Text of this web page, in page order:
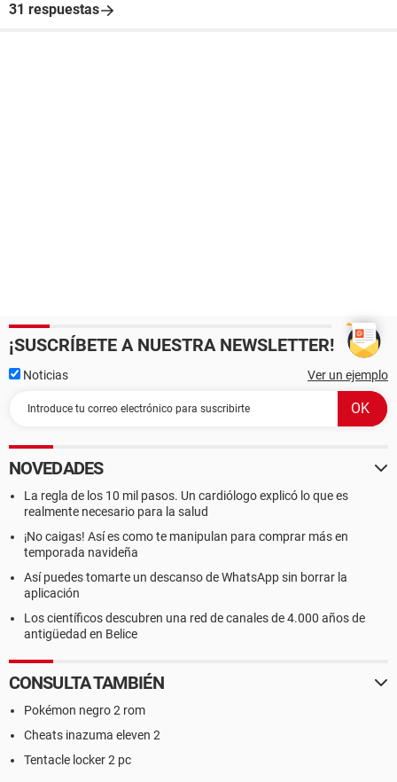
31 respuestas
¡SUSCRÍBETE A NUESTRA NEWSLETTER!
Noticias Ver un ejemplo
NOVEDADES
La regla de los 10 mil pasos. Un cardiólogo explicó lo que es
realmente necesario para la salud
¡No caigas! Así es como te manipulan para comprar más en
temporada navideña
Así puedes tomarte un descanso de WhatsApp sin borrar la
aplicación
Los científicos descubren una red de canales de 4.000 años de
antigüedad en Belice
CONSULTA TAMBIÉN
Pokémon negro 2 rom
Cheats inazuma eleven 2
Tentacle locker 2 pc